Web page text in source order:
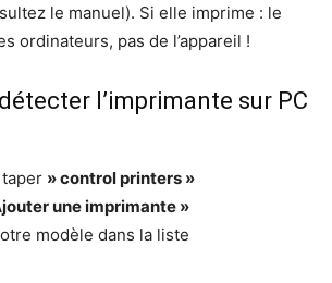
le manuel). Si elle imprime : le
ordinateurs, pas de l’appareil !
l’imprimante sur PC
» control printers »
une imprimante »
modèle dans la liste